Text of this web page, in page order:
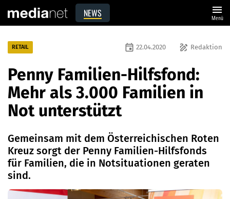
NEWS menu
Menü
RETAIL draw Redaktion
event 22.04.2020
Penny Familien-Hilfsfond:
Mehr als 3.000 Familien in
Not unterstützt
Gemeinsam mit dem Österreichischen Roten
Kreuz sorgt der Penny Familien-Hilfsfonds
für Familien, die in Notsituationen geraten
sind.